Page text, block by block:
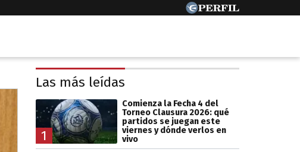
Las más leídas
1
Comienza la Fecha 4 del
Torneo Clausura 2026: qué
partidos se juegan este
viernes y dónde verlos en
vivo